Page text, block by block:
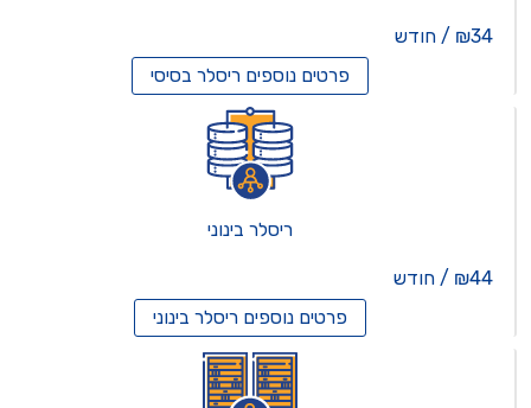
₪34 / חודש
פרטים נוספיםריסלר בסיסי
ריסלר בינוני
₪44 / חודש
פרטים נוספיםריסלר בינוני